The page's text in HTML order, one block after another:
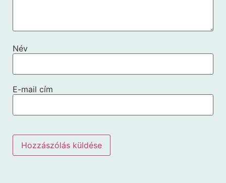
Név
E-mail cím